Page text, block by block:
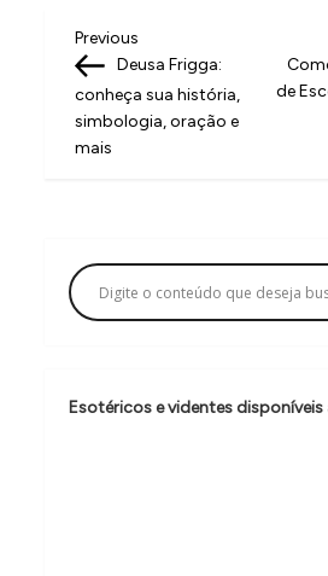
N
a
v
e
ç
ã
d
Previous
Post
Previous
Deusa Frigga:
conheça sua história,
simbologia, oração e
mais
de
Esotéricos e videntes